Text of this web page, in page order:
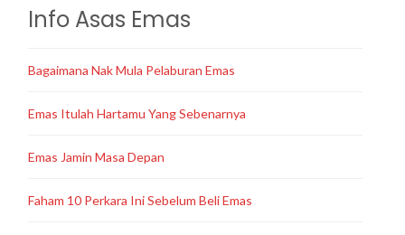
Info Asas Emas
Bagaimana Nak Mula Pelaburan Emas
Emas Itulah Hartamu Yang Sebenarnya
Emas Jamin Masa Depan
Faham 10 Perkara Ini Sebelum Beli Emas